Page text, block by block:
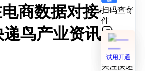
扫码查寄
件
技术对接
关注快递
试用开通
商数据对接使用
递鸟产业资讯
扫码查寄
件
技术对接
关注快递
试用开通